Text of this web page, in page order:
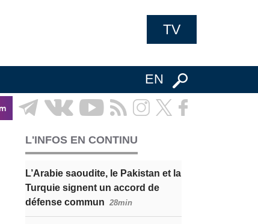
TV
EN
L'INFOS EN CONTINU
L’Arabie saoudite, le Pakistan et la
Turquie signent un accord de
défense commun 28min